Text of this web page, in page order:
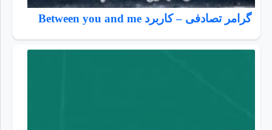
گرامر تصادفی – کاربرد Between you and me